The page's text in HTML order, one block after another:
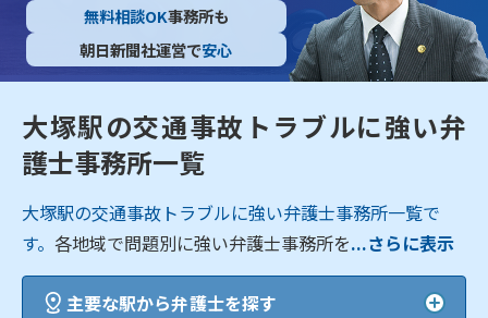
無料相談OK事務所も
朝日新聞社運営で安心
大塚駅の交通事故トラブルに強い弁
護士事務所一覧
大塚駅の交通事故トラブルに強い弁護士事務所一覧で
す。各地域で問題別に強い弁護士事務所を...さらに表示
主要な駅から弁護士を探す